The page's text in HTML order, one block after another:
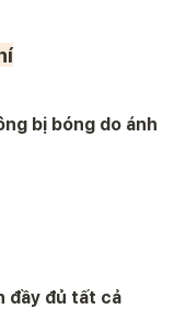
bị bóng do ánh
đầy đủ tất cả